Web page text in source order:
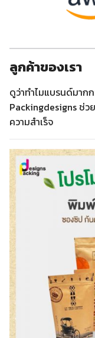
ลูกค้าของเรา
ดูว่าทำไมแบรนด์มาก
Packingdesigns ช่ว
ความสำเร็จ